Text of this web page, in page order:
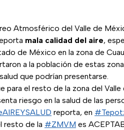
Atmosférico del Valle de
mala calidad del aire,
de México en la zona de
a la población de estas
que podrían presentarse.
para el resto de la zona del
riesgo en la salud de las
reporta, en
resto de la #ZMVM es